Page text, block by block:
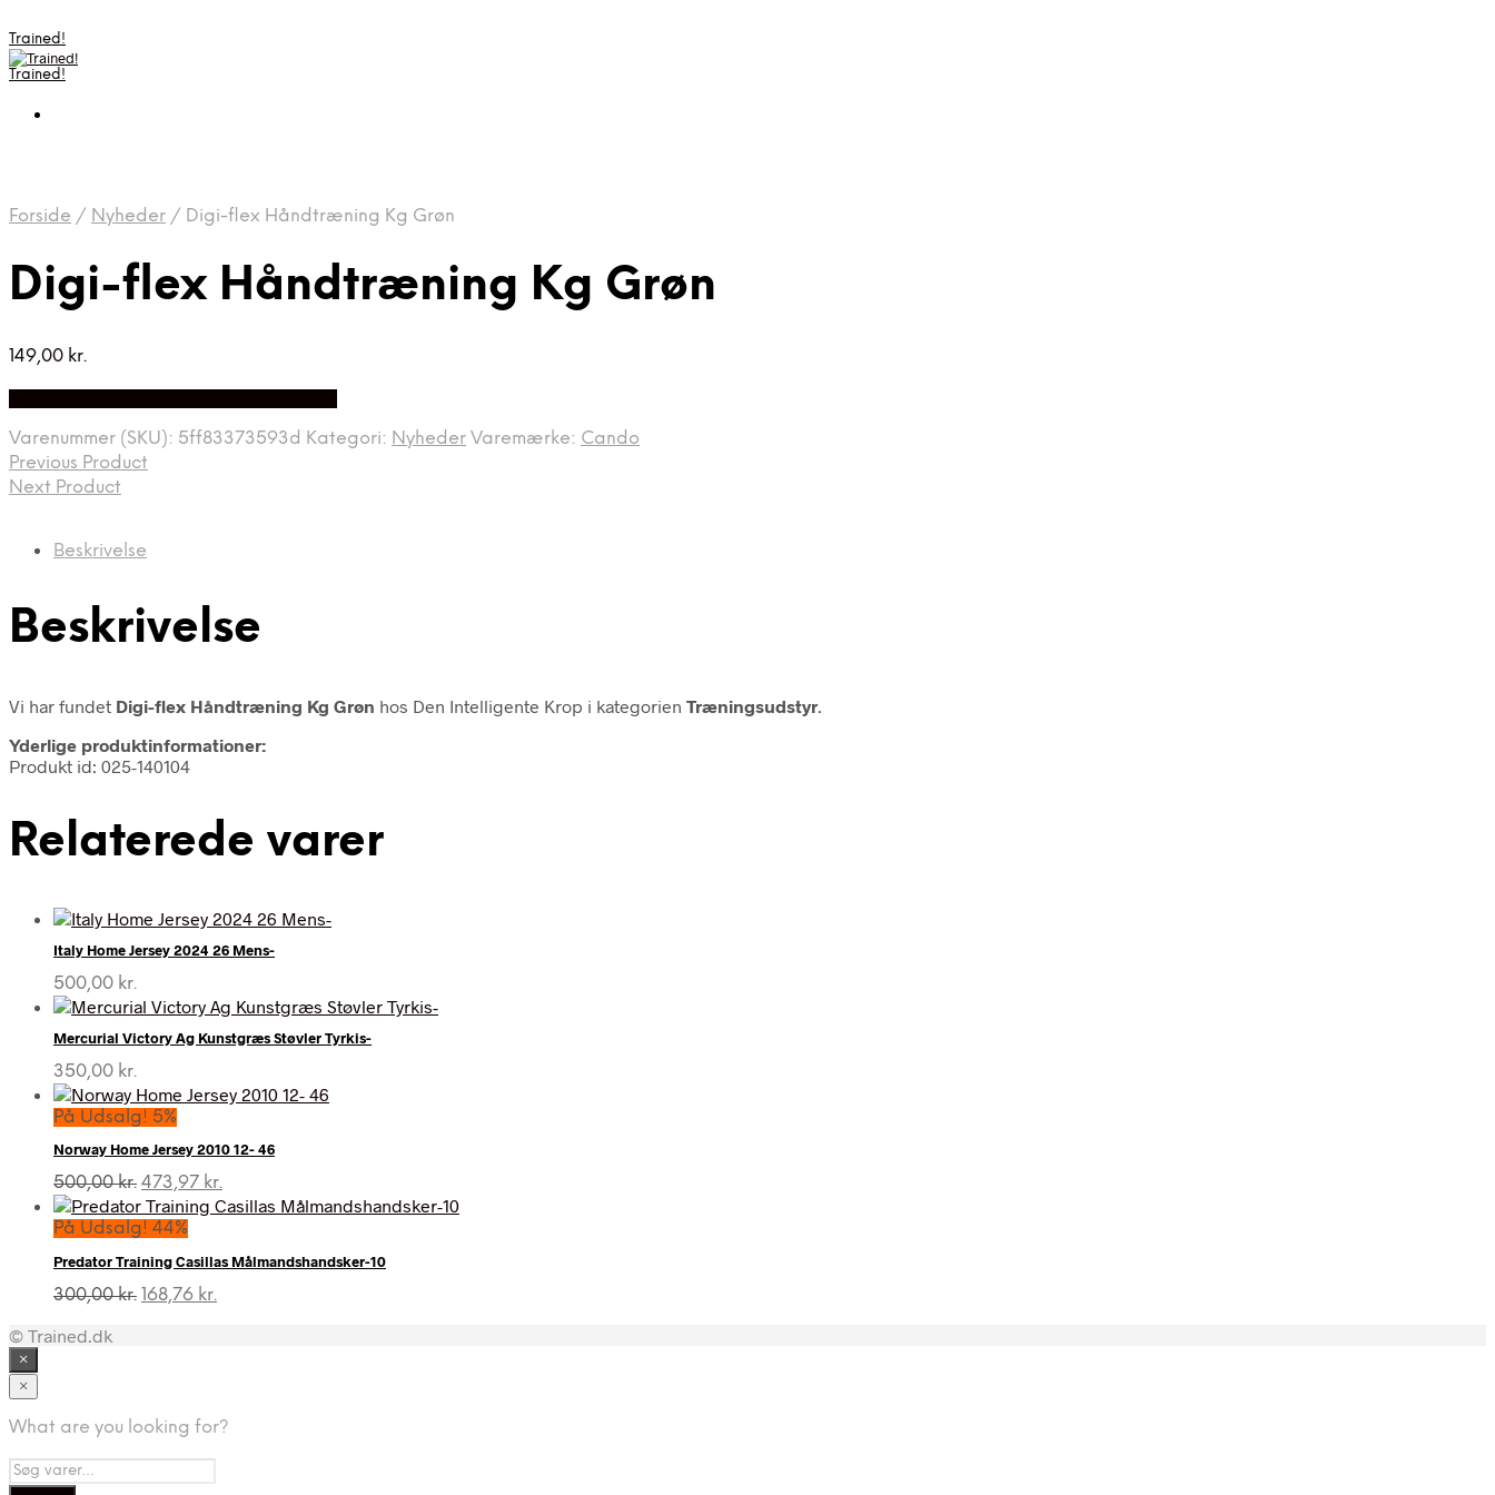
Trained!
Trained!
Forside / Nyheder / Digi-flex Håndtræning Kg Grøn
Digi-flex Håndtræning Kg Grøn
149,00 kr.
Varenummer (SKU): 5ff83373593d Kategori: Nyheder Varemærke: Cando
Previous Product
Next Product
Beskrivelse
Beskrivelse
Vi har fundet Digi-flex Håndtræning Kg Grøn hos Den Intelligente Krop i kategorien Træningsudstyr
Yderlige produktinformationer:
Produkt id: 025-140104
Relaterede varer
Italy Home Jersey 2024 26 Mens-
500,00 kr.
Mercurial Victory Ag Kunstgræs Støvler Tyrkis-
350,00 kr.
På Udsalg! 5%
Norway Home Jersey 2010 12- 46
500,00kr. Den
oprindelige
pris
500,00 kr..
473,97 kr.
aktuelle
473,97 kr..
På Udsalg! 44%
Predator Training Casillas Målmandshandsker-10
300,00kr. Den
168,76 kr.
© Trained.dk
×
×
What are you looking for?